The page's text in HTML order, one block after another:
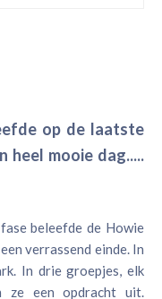
op de laatste
heel mooie dag.....
beleefde de Howie
verrassend einde. In
In drie groepjes, elk
ze een opdracht uit.